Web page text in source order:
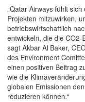
„Qatar Airways fühlt
Projekten mitzuwirken,
betriebswirtschaftlich
entwickeln, die die CO2-
sagt Akbar Al Baker,
des Environment
einen positiven Beitrag
wie die
globalen Emissionen
reduzieren können.“